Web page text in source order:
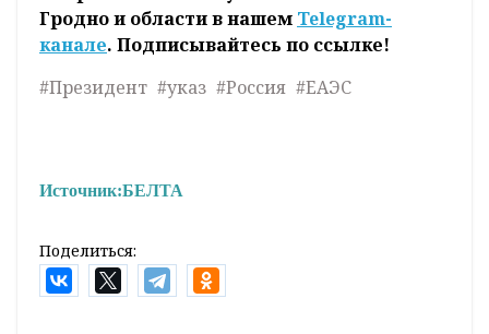
Гродно и области в нашем Telegram-
канале. Подписывайтесь по ссылке!
#Президент #указ #Россия #ЕАЭС
Источник:БЕЛТА
Поделиться: